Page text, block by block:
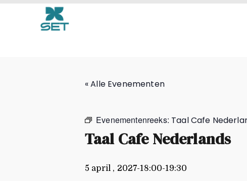
Taal Cafe Nederlands
« Alle Evenementen
Evenementenreeks: Taal Cafe
Taal Cafe Nederlands
5 april , 2027-18:00-19:30